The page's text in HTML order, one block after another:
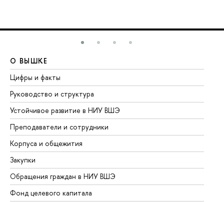
О ВЫШКЕ
Цифры и факты
Руководство и структура
Устойчивое развитие в НИУ ВШЭ
Преподаватели и сотрудники
Корпуса и общежития
Закупки
Обращения граждан в НИУ ВШЭ
Фонд целевого капитала